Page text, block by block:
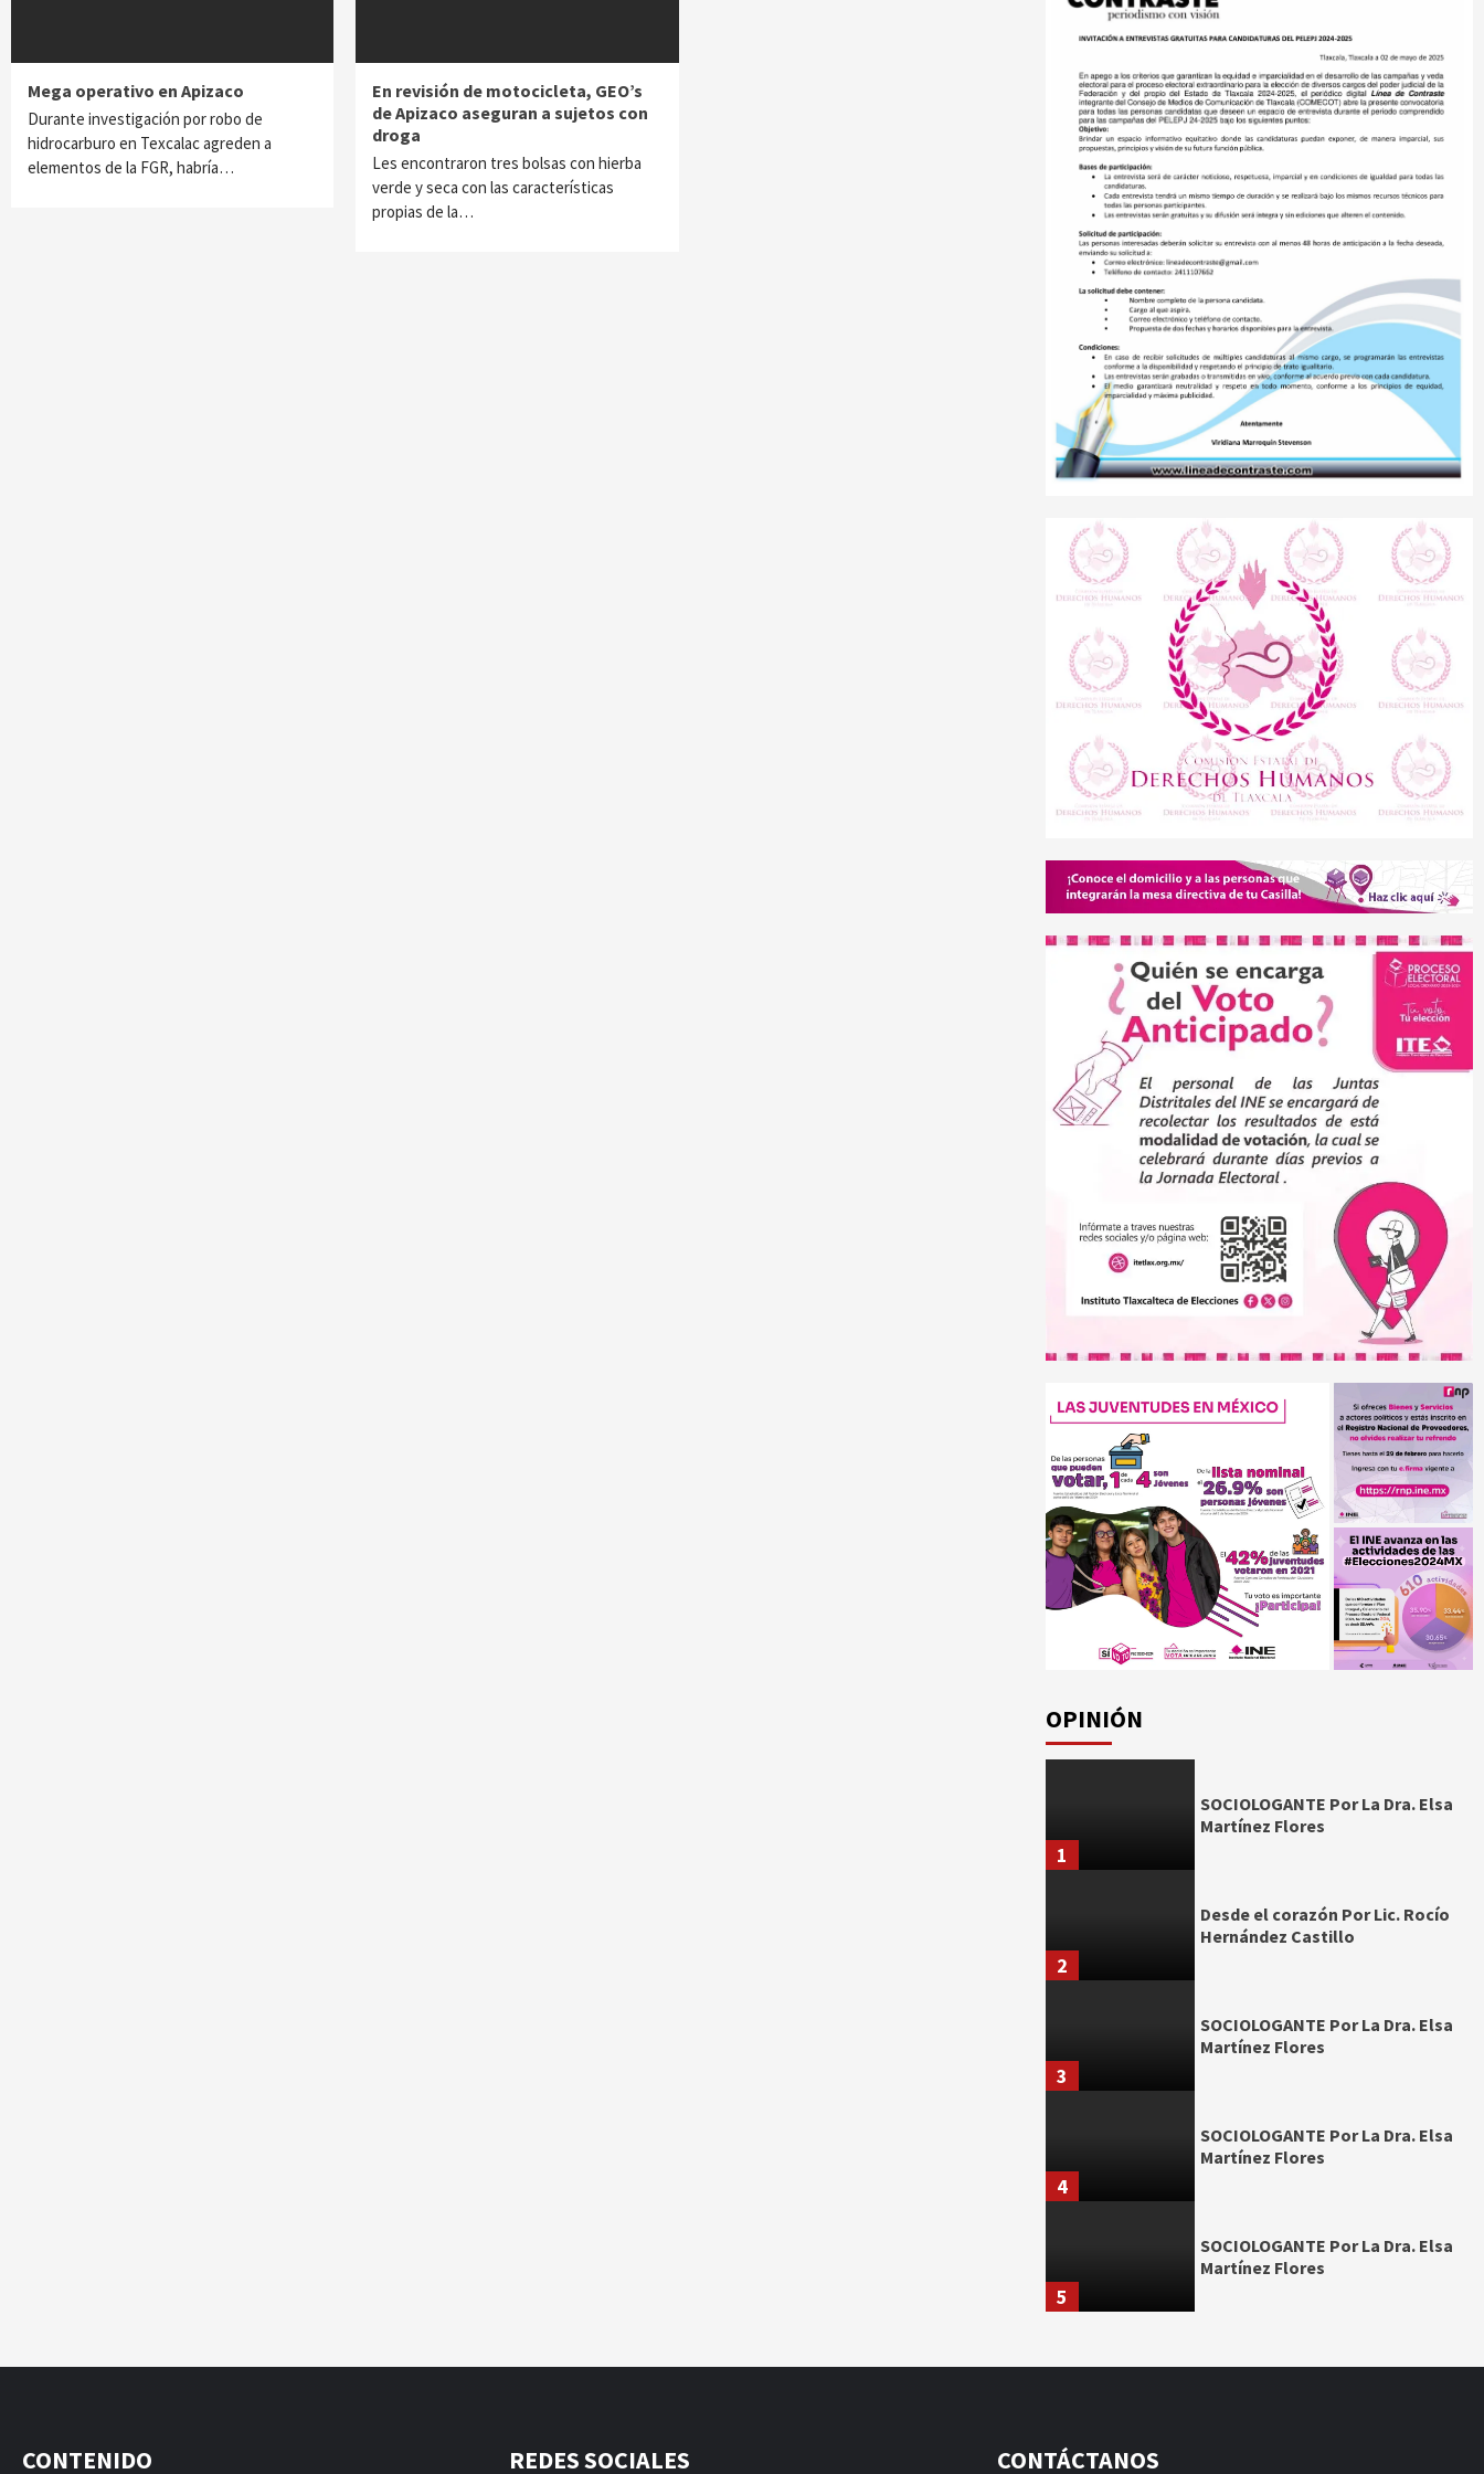
Mega operativo en Apizaco
Durante investigación por robo de
hidrocarburo en Texcalac agreden a
elementos de la FGR, habría…
En revisión de motocicleta, GEO’s
de Apizaco aseguran a sujetos con
droga
Les encontraron tres bolsas con hierba
verde y seca con las características
propias de la…
OPINIÓN
1
SOCIOLOGANTE Por La Dra. Elsa
Martínez Flores
2
Desde el corazón Por Lic. Rocío
Hernández Castillo
3
SOCIOLOGANTE Por La Dra. Elsa
Martínez Flores
4
SOCIOLOGANTE Por La Dra. Elsa
Martínez Flores
5
SOCIOLOGANTE Por La Dra. Elsa
Martínez Flores
CONTENIDO REDES SOCIALES CONTÁCTANOS